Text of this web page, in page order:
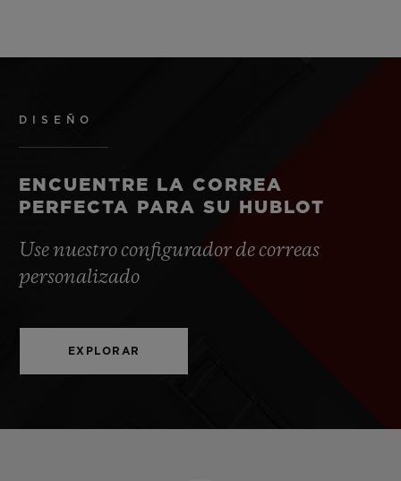
DISEÑO
ENCUENTRE LA CORREA
PERFECTA PARA SU HUBLOT
Use nuestro configurador de correas
personalizado
EXPLORAR